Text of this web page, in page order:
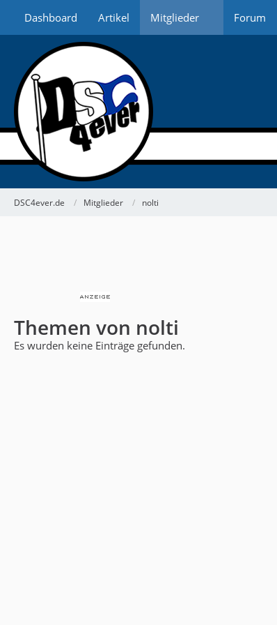
Dashboard Artikel Mitglieder Forum
DSC4ever.de Mitglieder nolti
Themen von nolti
Es wurden keine Einträge gefunden.